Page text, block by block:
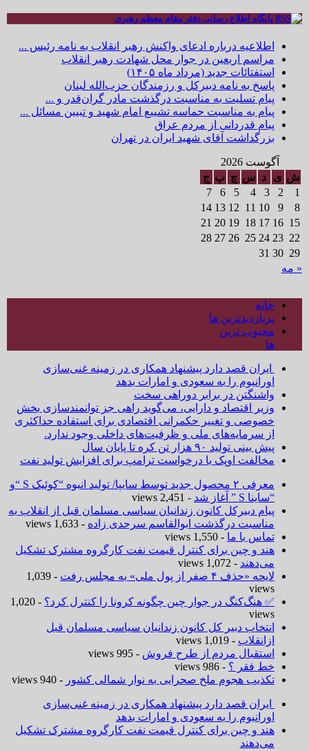
پایگاه اطلاع رسانی دفتر مقام معظم رهبری
اطلاعیه درباره ادعای واکنش رهبر انقلاب به نامه رئیس ...
مراسم اربعین در جوار محل شهادت رهبر انقلاب
استفتائات جدید (مرداد ماه ۱۴۰۵)
پاسخ به نامه دبیرکل و رزمندگان حزب‌الله لبنان
پیام تسلیت به مناسبت درگذشت مادر گران‌قدر و ...
پیام به مناسبت حماسه تشییع امام شهید و تبیین مسائل ...
پیام قدردانی از مردم عراق
بزرگداشت آقای شهید ایران در تهران
آگوست 2026
ش ی د س چ پ ج
1
2
3
4
5
6
7
8
9
10
11
12
13
14
15
16
17
18
19
20
21
22
23
24
25
26
27
28
29
30
31
« مه
خانه
پربازدیدترین ها
محبوب ترین
ها
ایران قصد دارد پیشنهاد همکاری در زمینه غنی‌سازی
اورانیوم را به سعودی و امارات بدهد
واشنگتن در برابر دوراهی سخت
وزیر اقتصاد و دارایی، می‌گوید راهی جز توانمندسازی بخش
خصوصی و تغییر حکمرانی اقتصادی برای استفاده حداکثری
از سرمایه‌های ملی و ظرفیت‌های داخلی وجود ندارد.
پیش بینی تولید ۹۰ هزار تن کره تا پایان سال
مخالفت اوپک با درخواست ترامپ برای افزایش تولید نفت
معرفی ۲ محصول جدید توسط سایپا/ تولید انبوه “کوئیک S “و
“ساینا S ” آغاز شد
- 2,451 views
پیام دبیرکل کانون زندانیان سیاسی مسلمان قبل از انقلاب به
مناسبت درگذشت ابوالقاسم سرحدی زاده - 1,633 views
تماس با ما - 1,550 views
هند و چین برای کنترل قیمت نفت کارگروه مشترک تشکیل
می‌دهند - 1,072 views
لایحه «حذف ۴ صفر از پول ملی» به مجلس رفت
- 1,039
views
✅ هنگ‌کنگ در جوار چین چگونه کرونا را کنترل کرد؟
- 1,020
views
انتخاب دبیر کل کانون زندانیان سیاسی مسلمان قبل
ازانقلاب - 1,019 views
استقبال مردم از طرح فروش - 995 views
خط فقر ؟ - 986 views
تکذیب هجوم ملخ صحرایی به نوار شمالی کشور - 940 views
ایران قصد دارد پیشنهاد همکاری در زمینه غنی‌سازی
اورانیوم را به سعودی و امارات بدهد
هند و چین برای کنترل قیمت نفت کارگروه مشترک تشکیل
می‌دهند